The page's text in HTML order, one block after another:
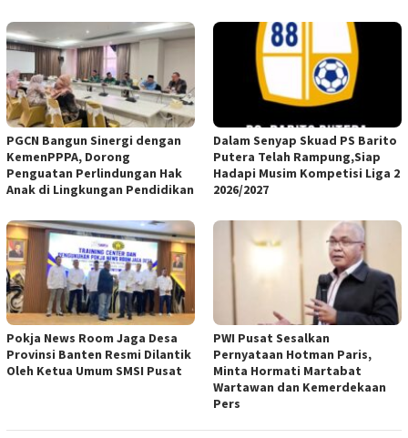
PGCN Bangun Sinergi dengan
KemenPPPA, Dorong
Penguatan Perlindungan Hak
Anak di Lingkungan Pendidikan
Dalam Senyap Skuad PS Barito
Putera Telah Rampung,Siap
Hadapi Musim Kompetisi Liga 2
2026/2027
Pokja News Room Jaga Desa
Provinsi Banten Resmi Dilantik
Oleh Ketua Umum SMSI Pusat
PWI Pusat Sesalkan
Pernyataan Hotman Paris,
Minta Hormati Martabat
Wartawan dan Kemerdekaan
Pers